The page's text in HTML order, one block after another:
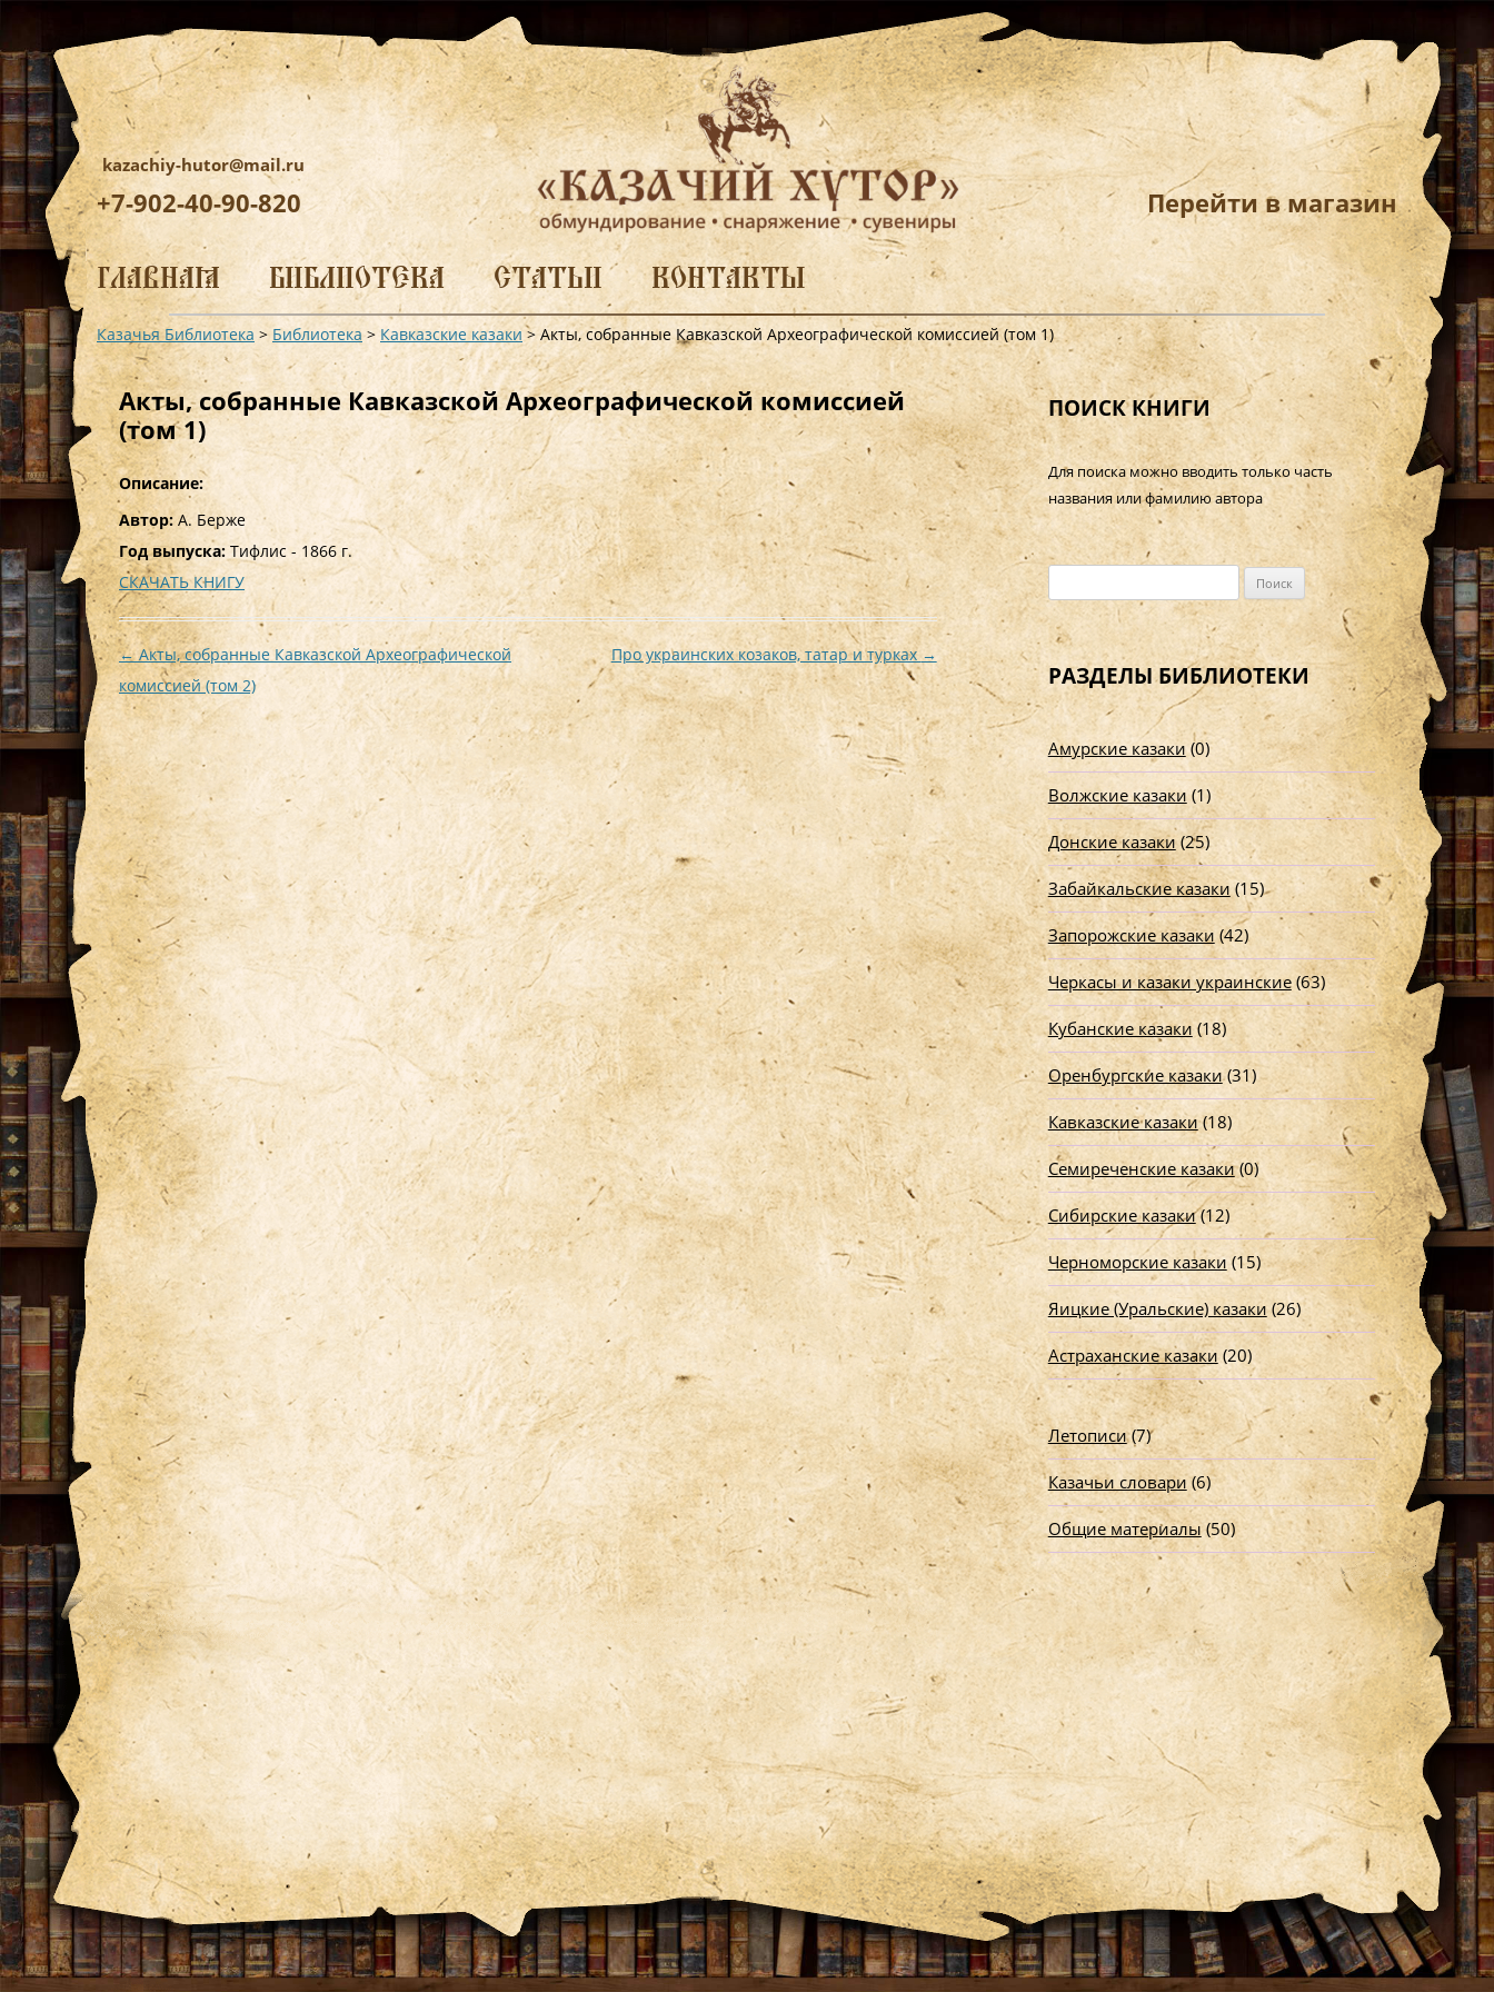
kazachiy-hutor@mail.ru
+7-902-40-90-820 Перейти в магазин
Перейти
к
содержимому
ГЛАВНАЯ БИБЛИОТЕКА СТАТЬИ КОНТАКТЫ
Казачья Библиотека > Библиотека > Кавказские казаки>Акты, собранные Кавказской Археографической комиссией (том 1)
Акты, собранные Кавказской Археографической комиссией
(том 1)
Описание:
Автор: А. Берже
Год выпуска: Тифлис - 1866 г.
СКАЧАТЬ КНИГУ
Навигация
по
записям
←Акты, собранные Кавказской Археографической
комиссией (том 2)
Про украинских козаков, татар и турках→
ПОИСК КНИГИ
Для поиска можно вводить только часть
названия или фамилию автора
а
й
т
и
РАЗДЕЛЫ БИБЛИОТЕКИ
Амурские казаки(0)
Волжские казаки(1)
Донские казаки(25)
Забайкальские казаки(15)
Запорожские казаки(42)
Черкасы и казаки украинские(63)
Кубанские казаки (18)
Оренбургские казаки(31)
Кавказские казаки(18)
Семиреченские казаки(0)
Сибирские казаки(12)
Черноморские казаки (15)
Яицкие (Уральские) казаки(26)
Астраханские казаки (20)
Летописи(7)
Казачьи словари(6)
Общие материалы (50)